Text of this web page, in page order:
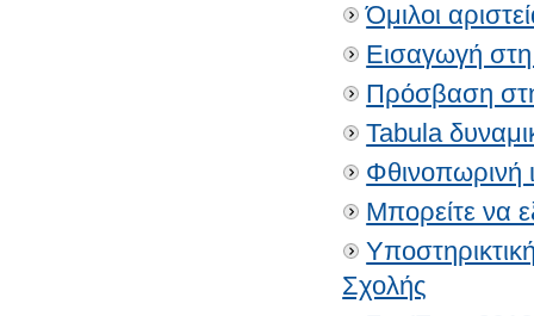
Όμιλοι
Εισαγωγή
Πρόσβαση
Tabula
Μπορείτε να
Σχολής